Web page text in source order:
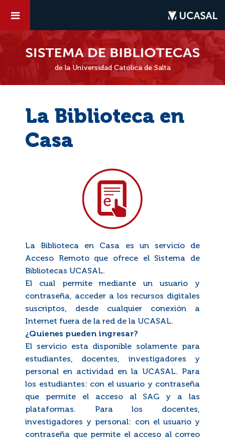
de la Universidad Católica de Salta
La Biblioteca en
Casa
La Biblioteca en Casa es un servicio de
Acceso Remoto que ofrece el Sistema de
Bibliotecas UCASAL.
El cual permite mediante un usuario y
contraseña, acceder a los recursos digitales
suscriptos, desde cualquier conexión a
Internet fuera de la red de la UCASAL.
¿Quienes pueden ingresar?
El servicio esta disponible solamente para
estudiantes, docentes, investigadores y
personal en actividad en la UCASAL. Para
los estudiantes: con el usuario y contraseña
que permite el acceso al SAG y a las
plataformas. Para los docentes,
investigadores y personal: con el usuario y
contraseña que permite el acceso al correo